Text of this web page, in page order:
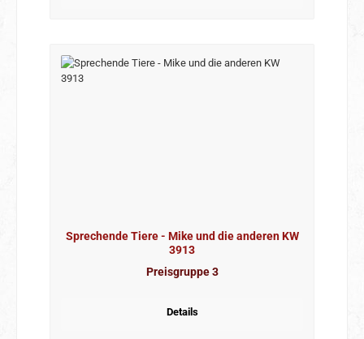
Sprechende Tiere - Mike und die anderen KW
3913
Preisgruppe 3
Details